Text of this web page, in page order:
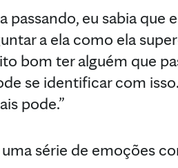
passando, eu sabia que
a ela como ela
bom ter alguém que
se identificar com
pode.”
série de emoções